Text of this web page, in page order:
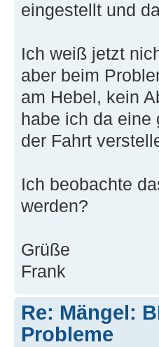
eingestellt und
Ich weiß jetzt
aber beim
am Hebel, kein
habe ich da
der Fahrt
Ich beobachte
werden?
Grüße
Frank
Re: Mängel:
Probleme